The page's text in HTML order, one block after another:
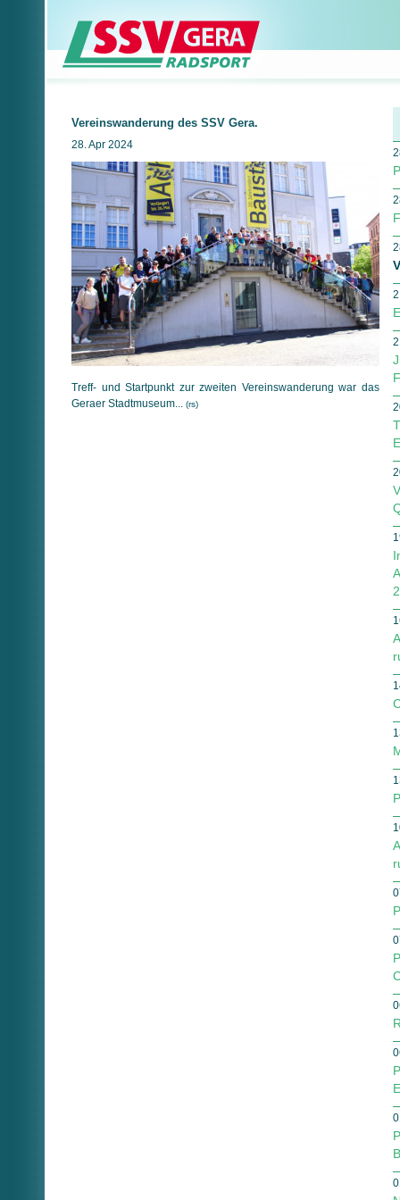
Vereinswanderung des SSV Gera.
28. Apr 2024
Treff- und Startpunkt zur zweiten Vereinswanderung war das
Geraer Stadtmuseum... (rs)